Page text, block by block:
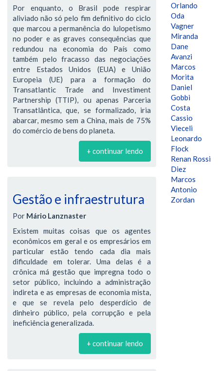
Por enquanto, o Brasil pode respirar
aliviado não só pelo fim definitivo do ciclo
que marcou a permanência do lulopetismo
no poder e as graves consequências que
redundou na economia do País como
também pelo fracasso das negociações
entre Estados Unidos (EUA) e União
Europeia (UE) para a formação do
Transatlantic Trade and Investiment
Partnership (TTIP), ou apenas Parceria
Transatlântica, que, se formalizado, iria
abarcar, mesmo sem a China, mais de 75%
do comércio de bens do planeta.
+ continuar lendo
Gestão e infraestrutura
Por Mário Lanznaster
Existem muitas coisas que os agentes
econômicos em geral e os empresários em
particular estão tendo cada dia mais
dificuldade em tolerar. Uma delas é a
crônica má gestão que impregna todo o
setor público, incluindo a administração
indireta e as empresas de economia mista,
e que se revela pelo desperdício de
dinheiro público, pela corrupção e pela
ineficiência generalizada.
+ continuar lendo
Orlando
Oda
Vagner
Miranda
Dane
Avanzi
Marcos
Morita
Daniel
Gobbi
Costa
Cassio
Vieceli
Leonardo
Flock
Renan Rossi
Diez
Marcos
Antonio
Zordan